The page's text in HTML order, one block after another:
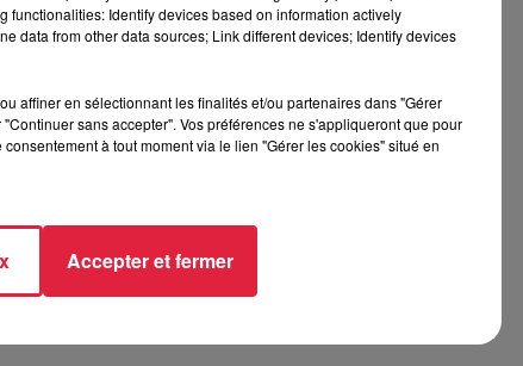
functionalities: Identify devices based on information actively
data from other data sources; Link different devices; Identify devices
affiner en sélectionnant les finalités et/ou partenaires dans "Gérer
sans accepter". Vos préférences ne s'appliqueront que pour
à tout moment via le lien "Gérer les cookies" situé en
Accepter et fermer